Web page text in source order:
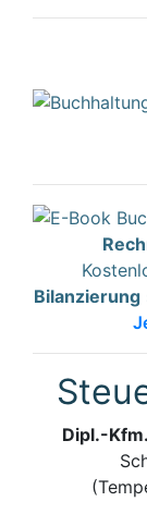
Bilanzierung
Dipl.-